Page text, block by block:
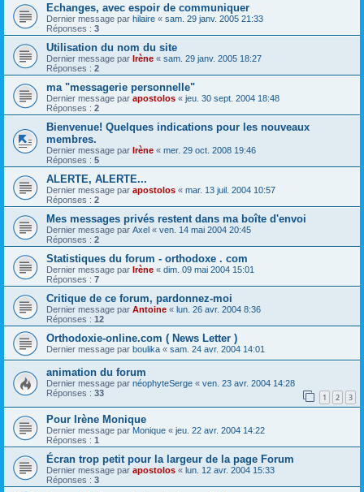
Echanges, avec espoir de communiquer
Dernier message par hilaire « sam. 29 janv. 2005 21:33
Réponses : 3
Utilisation du nom du site
Dernier message par Irène « sam. 29 janv. 2005 18:27
Réponses : 2
ma "messagerie personnelle"
Dernier message par apostolos « jeu. 30 sept. 2004 18:48
Réponses : 2
Bienvenue! Quelques indications pour les nouveaux
membres.
Dernier message par Irène « mer. 29 oct. 2008 19:46
Réponses : 5
ALERTE, ALERTE...
Dernier message par apostolos « mar. 13 juil. 2004 10:57
Réponses : 2
Mes messages privés restent dans ma boîte d'envoi
Dernier message par Axel « ven. 14 mai 2004 20:45
Réponses : 2
Statistiques du forum - orthodoxe . com
Dernier message par Irène « dim. 09 mai 2004 15:01
Réponses : 7
Critique de ce forum, pardonnez-moi
Dernier message par Antoine « lun. 26 avr. 2004 8:36
Réponses : 12
Orthodoxie-online.com ( News Letter )
Dernier message par boulika « sam. 24 avr. 2004 14:01
animation du forum
Dernier message par néophyteSerge « ven. 23 avr. 2004 14:28
Réponses : 33 1 2 3
Pour Irène Monique
Dernier message par Monique « jeu. 22 avr. 2004 14:22
Réponses : 1
Écran trop petit pour la largeur de la page Forum
Dernier message par apostolos « lun. 12 avr. 2004 15:33
Réponses : 3